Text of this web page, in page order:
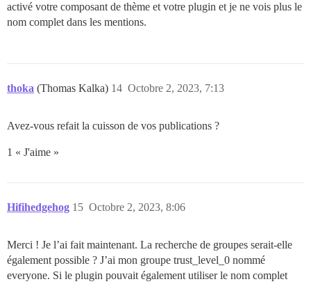
activé votre composant de thème et votre plugin et je ne vois plus le
nom complet dans les mentions.
thoka (Thomas Kalka) Octobre 2, 2023, 7:13
14
Avez-vous refait la cuisson de vos publications ?
1 « J'aime »
Hifihedgehog Octobre 2, 2023, 8:06
15
Merci ! Je l’ai fait maintenant. La recherche de groupes serait-elle
également possible ? J’ai mon groupe trust_level_0 nommé
everyone. Si le plugin pouvait également utiliser le nom complet